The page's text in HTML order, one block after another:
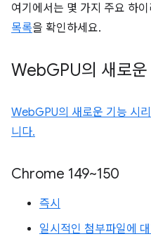
여기에서는 몇 가지 주요 하
목록을 확인하세요.
WebGPU의 새로
WebGPU의 새로운 기능 시
니다.
Chrome 149~150
즉시
일시적인 첨부파일에